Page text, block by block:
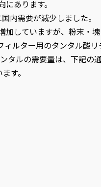
あります。
内需要が減少しました。
していますが、粉末・
ルター用のタンタル酸リ
ルの需要量は、下記の通
す。